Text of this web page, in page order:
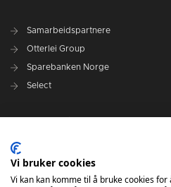
Samarbeidspartnere
Otterlei Group
Sparebanken Norge
Select
Spillerstall
Administrasjon
Vi bruker cookies
Vi kan kan komme til å bruke cookies